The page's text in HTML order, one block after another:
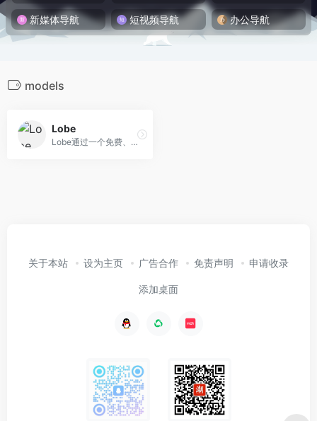
新媒体导航 短视频导航 办公导航
models
Lobe
Lobe通过一个免费、易于使用的工具帮助您训练机器学习模型。
关于本站 设为主页 广告合作 免责声明 申请收录
添加桌面